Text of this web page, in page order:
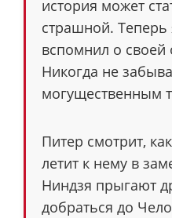
история может
страшной. Теперь
вспомнил о своей
Никогда не
могущественным
Питер смотрит,
летит к нему в
Ниндзя прыгают
добраться до